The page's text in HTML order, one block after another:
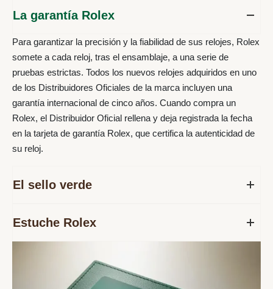
La garantía Rolex
Para garantizar la precisión y la fiabilidad de sus relojes, Rolex
somete a cada reloj, tras el ensamblaje, a una serie de
pruebas estrictas. Todos los nuevos relojes adquiridos en uno
de los Distribuidores Oficiales de la marca incluyen una
garantía internacional de cinco años. Cuando compra un
Rolex, el Distribuidor Oficial rellena y deja registrada la fecha
en la tarjeta de garantía Rolex, que certifica la autenticidad de
su reloj.
El sello verde
Estuche Rolex